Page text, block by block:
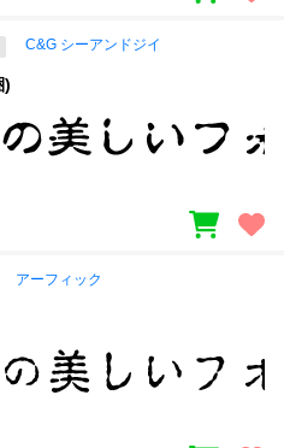
C&G シーアンドジイ
)
アーフィック